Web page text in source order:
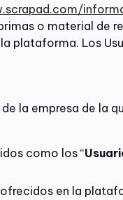
o material de
plataforma. Los
la empresa de la
como los “
en la